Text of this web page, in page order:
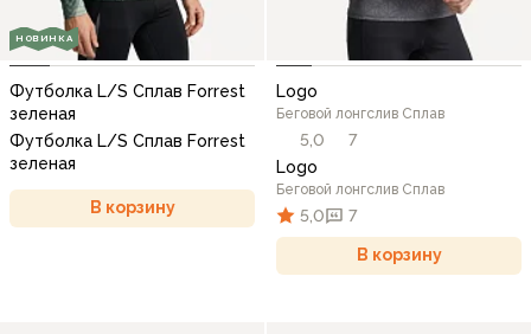
НОВИНКА
Футболка L/S Сплав Forrest
зеленая
Футболка L/S Сплав Forrest
зеленая
В корзину
Logo
Беговой лонгслив Сплав
5,0
7
Logo
Беговой лонгслив Сплав
5,0 7
В корзину